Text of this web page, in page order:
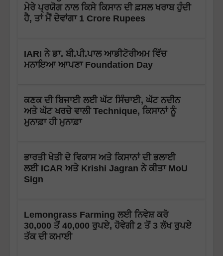
ਮੇਰੇ ਪ੍ਰਯੋਗ ਨਾਲ ਕਿਸੇ ਕਿਸਾਨ ਦੀ ਫ਼ਸਲ ਖਰਾਬ ਹੁੰਦੀ
ਹੈ, ਤਾਂ ਮੈਂ ਦੇਵਾਂਗਾ 1 Crore Rupees
IARI ਨੇ ਡਾ. ਬੀ.ਪੀ.ਪਾਲ ਆਡੀਟੋਰੀਅਮ ਵਿੱਚ
ਮਨਾਇਆ ਆਪਣਾ Foundation Day
ਕਣਕ ਦੀ ਬਿਜਾਈ ਲਈ ਘੱਟ ਸਿੰਚਾਈ, ਘੱਟ ਨਦੀਨ
ਅਤੇ ਘੱਟ ਖਰਚੇ ਵਾਲੀ Technique, ਕਿਸਾਨਾਂ ਨੂੰ
ਮੁਨਾਫ਼ਾ ਹੀ ਮੁਨਾਫ਼ਾ
ਭਾਰਤੀ ਖੇਤੀ ਦੇ ਵਿਕਾਸ ਅਤੇ ਕਿਸਾਨਾਂ ਦੀ ਭਲਾਈ
ਲਈ ICAR ਅਤੇ Krishi Jagran ਨੇ ਕੀਤਾ MoU
Sign
Lemongrass Farming ਲਈ ਨਿਵੇਸ਼ ਕਰੋ
30,000 ਤੋਂ 40,000 ਰੁਪਏ, ਹੋਵੇਗੀ 2 ਤੋਂ 3 ਲੱਖ ਰੁਪਏ
ਤੱਕ ਦੀ ਕਮਾਈ